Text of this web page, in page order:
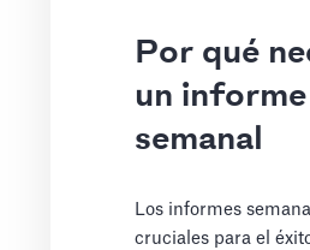
Por qué
un informe
semanal
Los informes
cruciales para el